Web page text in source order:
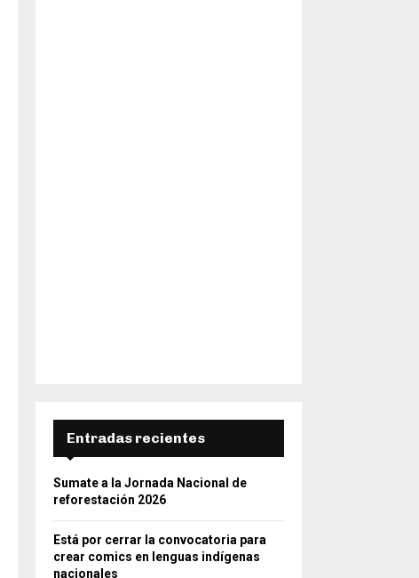
Entradas recientes
Sumate a la Jornada Nacional de
reforestación 2026
Está por cerrar la convocatoria para
crear comics en lenguas indígenas
nacionales